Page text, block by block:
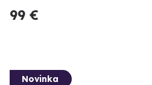
99 €
Novinka